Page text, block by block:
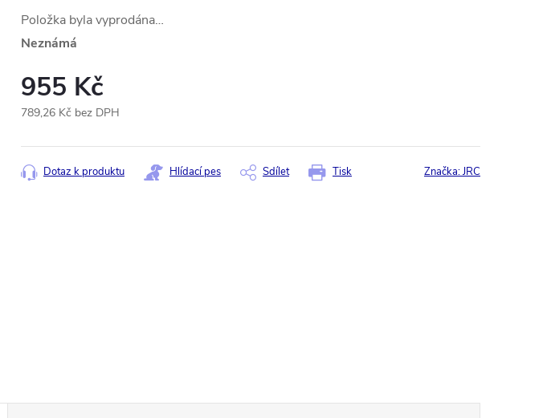
Položka byla vyprodána…
Neznámá
955 Kč
789,26 Kč bez DPH
cena:
Tisk
Dotaz k produktu Hlídací pes Sdílet Značka:JRC